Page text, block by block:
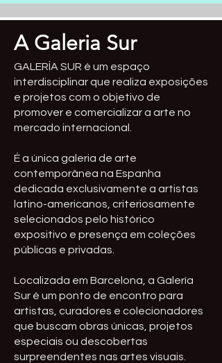
A Galeria Sur
GALERÍA SUR é um espaço
interdisciplinar que realiza exposições
e projetos com o objetivo de
promover e comercializar a arte no
mercado internacional.
É a única galeria de arte
contemporânea na Espanha
dedicada exclusivamente a artistas
latino-americanos, criteriosamente
selecionados pelo histórico
expositivo e presença em coleções
públicas e privadas.
Localizada em Barcelona, ​​a Galería
Sur é um ponto de encontro para
artistas, curadores e colecionadores
que buscam obras únicas, projetos
especiais ou descobertas
surpreendentes nas artes visuais.